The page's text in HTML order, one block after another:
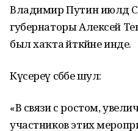
Владимир Путин июлдә
губернаторы Алексей
был хаҡта әйткәйне инде.
Күсереү сәбәбе шул:
«В связи с ростом,
участников этих